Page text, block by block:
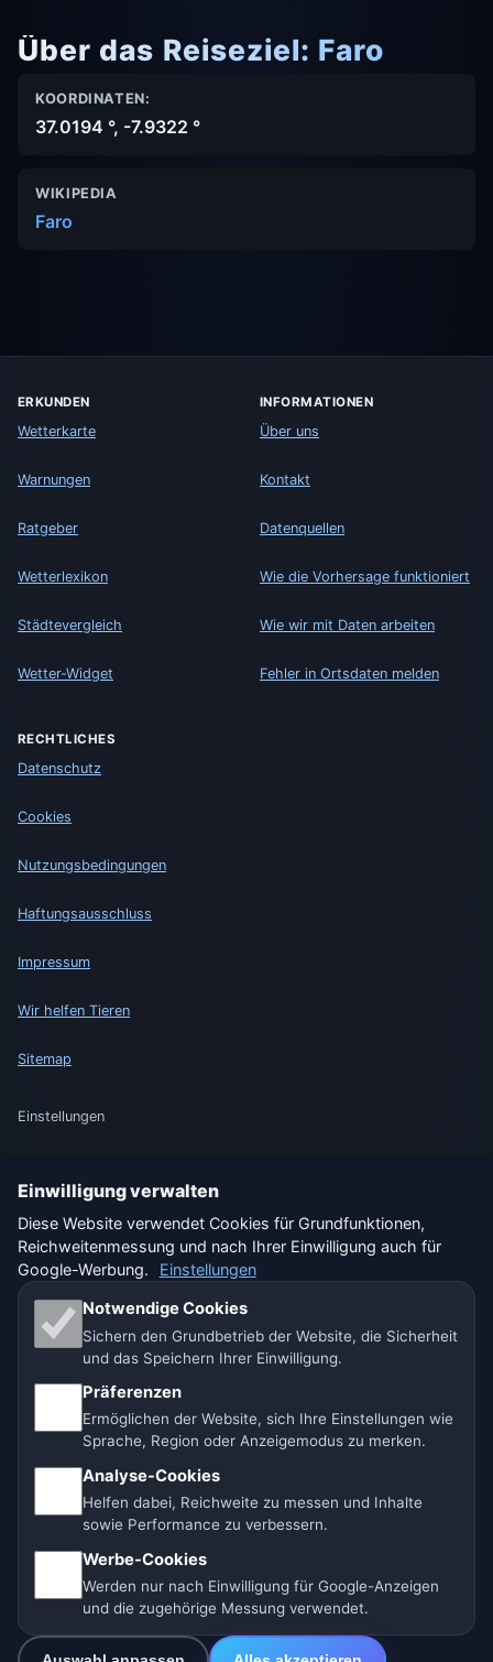
Über das Reiseziel: Faro
KOORDINATEN:
37.0194 °, -7.9322 °
WIKIPEDIA
Faro
ERKUNDEN
Wetterkarte
Warnungen
Ratgeber
Wetterlexikon
Städtevergleich
Wetter-Widget
INFORMATIONEN
Über uns
Kontakt
Datenquellen
Wie die Vorhersage funktioniert
Wie wir mit Daten arbeiten
Fehler in Ortsdaten melden
RECHTLICHES
Datenschutz
Cookies
Nutzungsbedingungen
Haftungsausschluss
Impressum
Wir helfen Tieren
Sitemap
Einstellungen
🇨🇭 Wetter Schweiz
Unsere Wetterseiten:
🇨🇿 Tschechien 🇭🇷 Kroatien 🇧🇬 Bulgarien
🇩🇪🇦🇹🇨🇭 Deutschland / Österreich / Schweiz
🌎 Lateinamerika und Spanien 🇮🇳 Süd- und Südostasien
Betreiber: Spolek Minizoo.cz z.s. | Vereins-Nr.:
info@vorhersage.online
© 2026 Vorhersage Online · Daten: Open-Meteo (ECMWF, ICON) ·
BrightSky · OpenWeatherMap · Warnungen: MeteoSchweiz
Einwilligung verwalten
Diese Website verwendet Cookies für Grundfunktionen,
Reichweitenmessung und nach Ihrer Einwilligung auch für
Google-Werbung.
Einstellungen
Notwendige Cookies
Sichern den Grundbetrieb der Website, die Sicherheit
und das Speichern Ihrer Einwilligung.
Präferenzen
Ermöglichen der Website, sich Ihre Einstellungen wie
Sprache, Region oder Anzeigemodus zu merken.
Analyse-Cookies
Helfen dabei, Reichweite zu messen und Inhalte
sowie Performance zu verbessern.
Werbe-Cookies
Werden nur nach Einwilligung für Google-Anzeigen
und die zugehörige Messung verwendet.